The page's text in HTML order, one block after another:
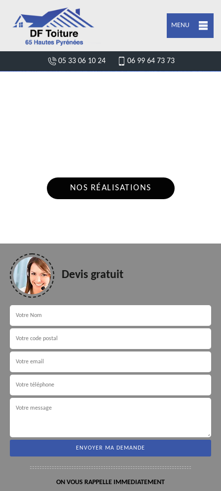
MENU
05 33 06 10 24 06 99 64 73 73
NOS RÉALISATIONS
Devis gratuit
ON VOUS RAPPELLE IMMEDIATEMENT